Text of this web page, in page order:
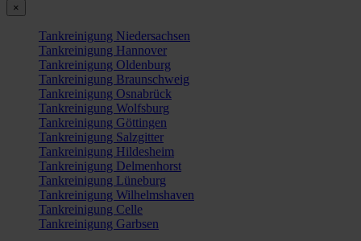
×
Tankreinigung Niedersachsen
Tankreinigung Hannover
Tankreinigung Oldenburg
Tankreinigung Braunschweig
Tankreinigung Osnabrück
Tankreinigung Wolfsburg
Tankreinigung Göttingen
Tankreinigung Salzgitter
Tankreinigung Hildesheim
Tankreinigung Delmenhorst
Tankreinigung Lüneburg
Tankreinigung Wilhelmshaven
Tankreinigung Celle
Tankreinigung Garbsen